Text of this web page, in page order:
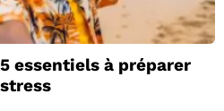
essentiels à préparer